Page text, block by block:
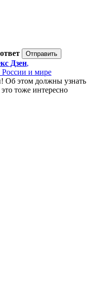
Дзен,
России и мире
Об этом должны узнать
тоже интересно